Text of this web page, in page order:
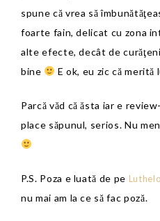
spune că vrea să
foarte fain, delicat cu zona
alte efecte, decât de
bine
E ok, eu zic că merită
Parcă văd că ăsta iar e
place săpunul, serios. Nu
P.S. Poza e luată de pe
nu mai am la ce să fac poză.